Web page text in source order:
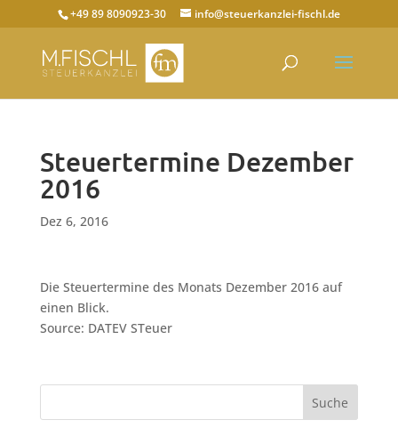
+49 89 8090923-30 info@steuerkanzlei-fischl.de
Steuertermine Dezember
2016
Dez 6, 2016
Die Steuertermine des Monats Dezember 2016 auf
einen Blick.
Source: DATEV STeuer